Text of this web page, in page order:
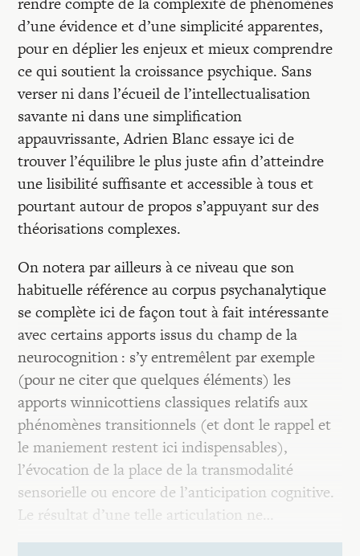
d’une évidence et d’une simplicité apparentes,
pour en déplier les enjeux et mieux comprendre
ce qui soutient la croissance psychique. Sans
verser ni dans l’écueil de l’intellectualisation
savante ni dans une simplification
appauvrissante, Adrien Blanc essaye ici de
trouver l’équilibre le plus juste afin d’atteindre
une lisibilité suffisante et accessible à tous et
pourtant autour de propos s’appuyant sur des
théorisations complexes.
On notera par ailleurs à ce niveau que son
habituelle référence au corpus psychanalytique
se complète ici de façon tout à fait intéressante
avec certains apports issus du champ de la
neurocognition : s’y entremêlent par exemple
(pour ne citer que quelques éléments) les
apports winnicottiens classiques relatifs aux
phénomènes transitionnels (et dont le rappel et
le maniement restent ici indispensables),
l’évocation de la place de la transmodalité
sensorielle ou encore de l’anticipation cognitive.
Le résultat d’une telle articulation ne…